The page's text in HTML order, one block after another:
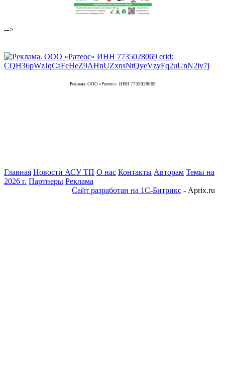
-->
Реклама. ООО «Ратеос» ИНН 7735028069
Главная Новости АСУ ТП О нас Контакты Авторам Темы на
2026 г. Партнеры Реклама
Сайт разработан на 1С-Битрикс - Aprix.ru